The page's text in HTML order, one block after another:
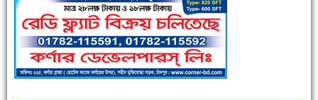
পুলিশ সদস্যদের জন্যে এসপির মৌসুমি ফল উপহার